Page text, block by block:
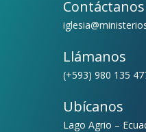
Contáctanos
Llámanos
(+593) 980 135
Ubícanos
Lago Agrio –